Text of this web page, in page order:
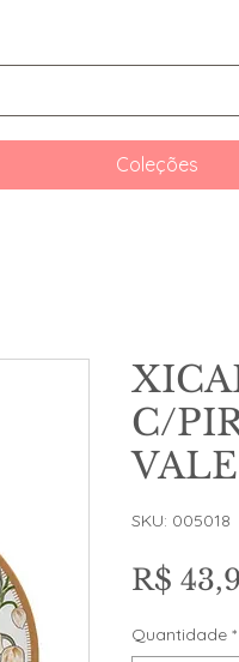
Coleções
C/
SKU: 005018
R$
Quantidade *